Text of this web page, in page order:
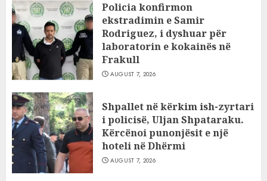
Policia konfirmon
ekstradimin e Samir
Rodriguez, i dyshuar për
laboratorin e kokainës në
Frakull
AUGUST 7, 2026
Shpallet në kërkim ish-zyrtari
i policisë, Uljan Shpataraku.
Kërcënoi punonjësit e një
hoteli në Dhërmi
AUGUST 7, 2026